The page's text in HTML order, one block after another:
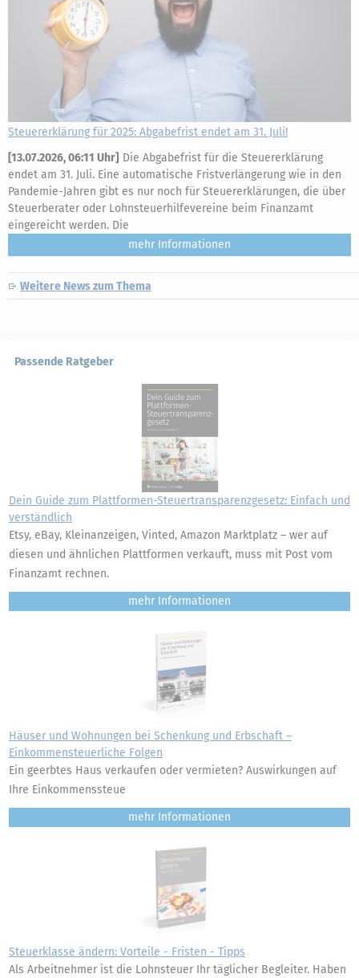
Steuererklärung für 2025: Abgabefrist endet am 31. Juli!
[13.07.2026, 06:11 Uhr] Die Abgabefrist für die Steuererklärung
endet am 31. Juli. Eine automatische Fristverlängerung wie in den
Pandemie-Jahren gibt es nur noch für Steuererklärungen, die über
Steuerberater oder Lohnsteuerhilfevereine beim Finanzamt
eingereicht werden. Die
mehr
Weitere News zum Thema
Passende Ratgeber
Dein Guide zum Plattformen-Steuertransparenzgesetz: Einfach und
verständlich
Etsy, eBay, Kleinanzeigen, Vinted, Amazon Marktplatz – wer auf
diesen und ähnlichen Plattformen verkauft, muss mit Post vom
Finanzamt rechnen.
mehr
Häuser und Wohnungen bei Schenkung und Erbschaft –
Einkommensteuerliche Folgen
Ein geerbtes Haus verkaufen oder vermieten? Auswirkungen auf
Ihre Einkommenssteue
mehr
Steuerklasse ändern: Vorteile - Fristen - Tipps
Als Arbeitnehmer ist die Lohnsteuer Ihr täglicher Begleiter. Haben